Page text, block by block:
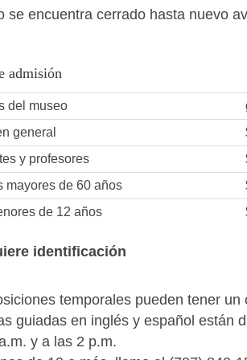
se encuentra cerrado hasta nuevo
admisión
del museo
general
y profesores
mayores de 60 años
de 12 años
identificación
temporales pueden tener un
guiadas en inglés y español están
y a las 2 p.m.